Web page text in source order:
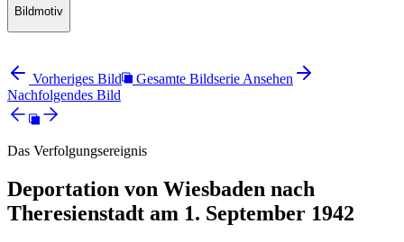
Bildmotiv
Vorheriges Bild
Gesamte Bildserie Ansehen
Nachfolgendes Bild
Das Verfolgungsereignis
Deportation von Wiesbaden nach
Theresienstadt am 1. September 1942